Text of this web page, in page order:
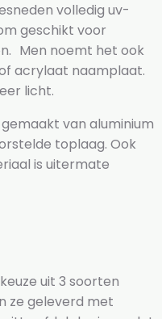
volledig uv-
geschikt voor
Men noemt het ook
acrylaat naamplaat.
licht.
van aluminium
toplaag. Ook
is uitermate
uit 3 soorten
ze geleverd met